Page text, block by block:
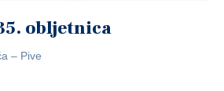
obljetnica
– Pive